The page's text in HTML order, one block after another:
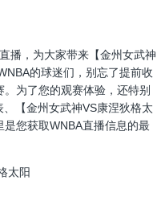
播，为大家带来【金州女武神
的球迷们，别忘了提前收
为了您的观赛体验，还特别
【金州女武神VS康涅狄格太
您获取WNBA直播信息的最
太阳